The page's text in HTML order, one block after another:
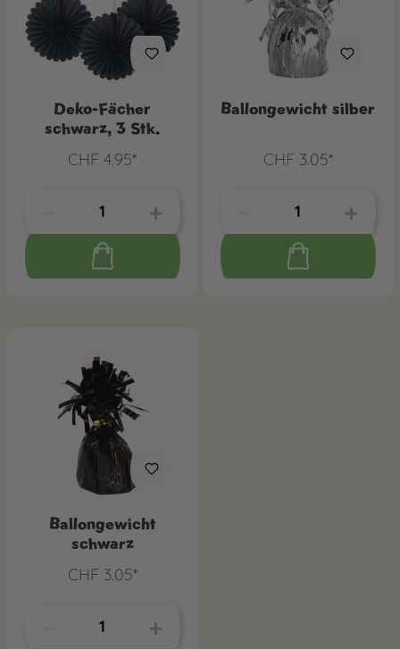
Deko-Fächer
schwarz, 3 Stk.
CHF 4.95*
Ballongewicht silber
CHF 3.05*
Ballongewicht
schwarz
CHF 3.05*